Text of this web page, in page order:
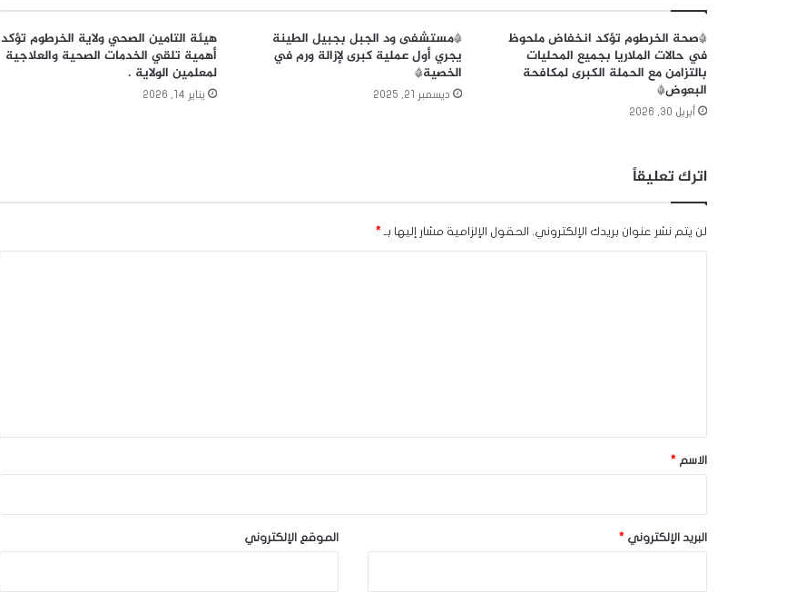
*صحة الخرطوم تؤكد انخفاض ملحوظ
في حالات الملاريا بجميع المحليات
بالتزامن مع الحملة الكبرى لمكافحة
البعوض*
أبريل 30, 2026
*مستشفى ود الجبل بجبيل الطينة
يجري أول عملية كبرى لإزالة ورم في
الخصية*
ديسمبر 21, 2025
هيئة التامين الصحي ولاية الخرطوم تؤكد
أهمية تلقي الخدمات الصحية والعلاجية
لمعلمين الولاية .
يناير 14, 2026
اترك تعليقاً
لن يتم نشر عنوان بريدك الإلكتروني. الحقول الإلزامية مشار إليها بـ *
*الاسم *
البريد الإلكتروني * الموقع الإلكتروني